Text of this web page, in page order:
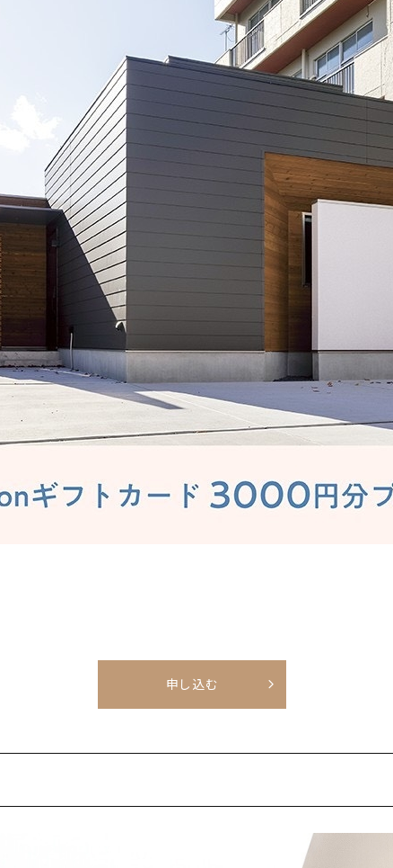
申し込む